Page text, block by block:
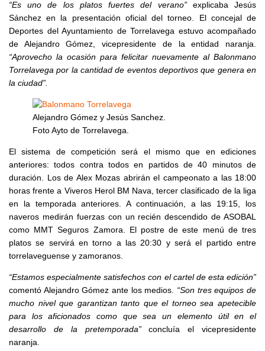
“Es uno de los platos fuertes del verano” explicaba Jesús
Sánchez en la presentación oficial del torneo. El concejal de
Deportes del Ayuntamiento de Torrelavega estuvo acompañado
de Alejandro Gómez, vicepresidente de la entidad naranja.
“Aprovecho la ocasión para felicitar nuevamente al Balonmano
Torrelavega por la cantidad de eventos deportivos que genera en
la ciudad”.
Alejandro Gómez y Jesús Sanchez.
Foto Ayto de Torrelavega.
El sistema de competición será el mismo que en ediciones
anteriores: todos contra todos en partidos de 40 minutos de
duración. Los de Alex Mozas abrirán el campeonato a las 18:00
horas frente a Viveros Herol BM Nava, tercer clasificado de la liga
en la temporada anteriores. A continuación, a las 19:15, los
naveros medirán fuerzas con un recién descendido de ASOBAL
como MMT Seguros Zamora. El postre de este menú de tres
platos se servirá en torno a las 20:30 y será el partido entre
torrelaveguense y zamoranos.
“Estamos especialmente satisfechos con el cartel de esta edición”
comentó Alejandro Gómez ante los medios. “Son tres equipos de
mucho nivel que garantizan tanto que el torneo sea apetecible
para los aficionados como que sea un elemento útil en el
desarrollo de la pretemporada”concluía el vicepresidente
naranja.